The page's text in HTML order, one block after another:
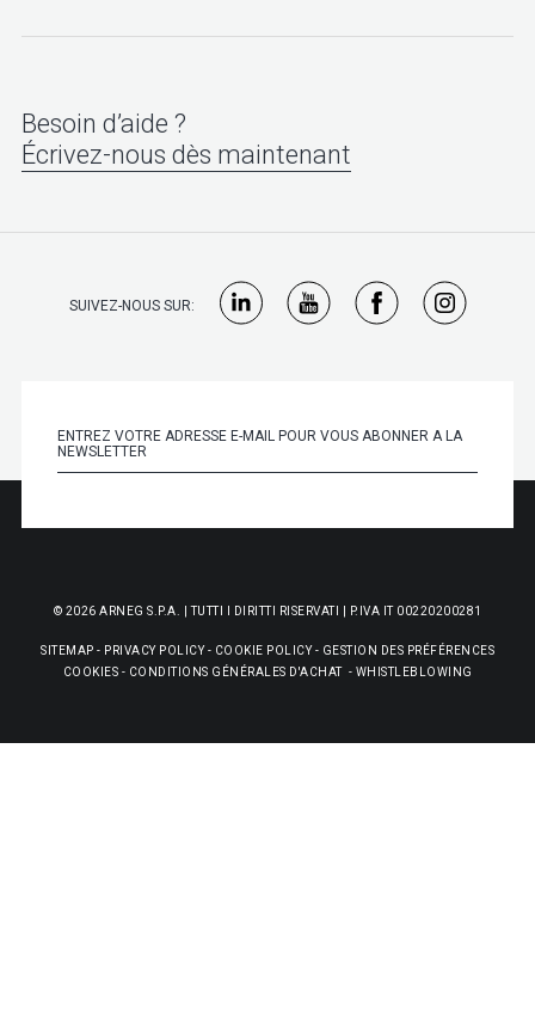
Besoin d’aide ?
Écrivez-nous dès maintenant
SUIVEZ-NOUS SUR:
© 2026 ARNEG S.P.A. | TUTTI I DIRITTI RISERVATI | P.IVA IT 00220200281
SITEMAP - PRIVACY POLICY - COOKIE POLICY - GESTION DES PRÉFÉRENCES
COOKIES - CONDITIONS GÉNÉRALES D'ACHAT - WHISTLEBLOWING